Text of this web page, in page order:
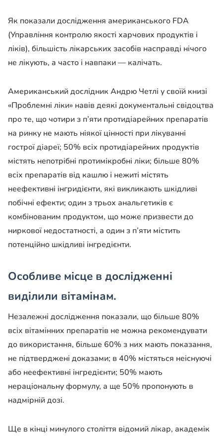
Як показали дослідження американського FDA
(Управління контролю якості харчових продуктів і
ліків), більшість лікарських засобів насправді нічого
не лікують, а часто і навпаки — калічать.
Американський дослідник Андрю Четлі у своїй книзі
«Проблемні ліки» навів деякі документальні свідоцтва
про те, що чотири з п’яти протидіарейних препаратів
на ринку не мають ніякої цінності при лікуванні
гострої діареї; 50% всіх протидіарейних продуктів
містять непотрібні протимікробні ліки; більше 80%
всіх препаратів від кашлю і нежиті містять
неефективні інгридієнти, які викликають шкідливі
побічні ефекти; один з трьох анальгетиків є
комбінованим продуктом, що може призвести до
ниркової недостатності, а один з п’яти містить
потенційно шкідливі інгредієнти.
Особливе місце в дослідженні
виділили вітамінам.
Незалежні дослідження показали, що більше 80%
всіх вітамінних препаратів не можна рекомендувати
до використання, більше 60% з них мають показання,
не підтверджені доказами; в 40% містяться неіснуючі
або неефективні інгредієнти; 50% мають
нераціональну формулу, а ще 50% пропонують в
надмірній дозі.
Ще в кінці минулого століття відомий лікар, академік